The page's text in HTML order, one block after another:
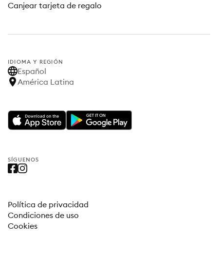
Canjear tarjeta de regalo
IDIOMA Y REGIÓN
Español
América Latina
SÍGUENOS
Política de privacidad
Condiciones de uso
Cookies